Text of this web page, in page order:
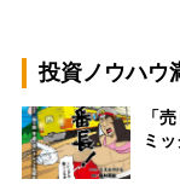
投資ノウハウ
「
ミ